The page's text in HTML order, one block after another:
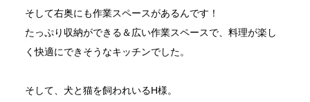
そして右奥にも作業スペースがあるんです！
たっぷり収納ができる＆広い作業スペースで、料理が楽し
く快適にできそうなキッチンでした。
そして、犬と猫を飼われいるH様。